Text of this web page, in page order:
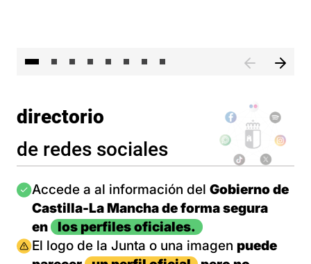
directorio
de redes sociales
Imagen
Accede a al información del Gobierno de
Castilla-La Mancha de forma segura
en
los perfiles oficiales.
Imagen
El logo de la Junta o una imagen puede